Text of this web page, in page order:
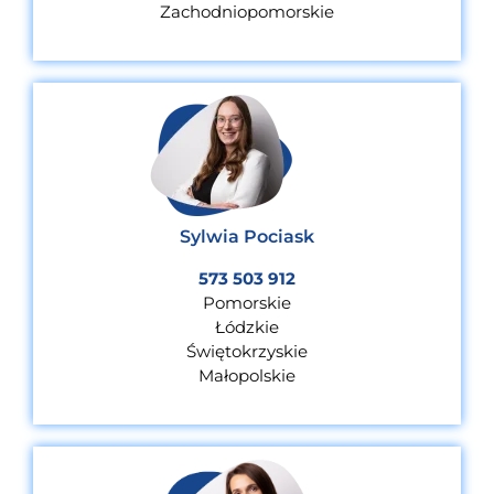
Zachodniopomorskie
Sylwia Pociask
573 503 912
Pomorskie
Łódzkie
Świętokrzyskie
Małopolskie